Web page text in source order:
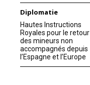
Diplomatie
Hautes Instructions
Royales pour le retour
des mineurs non
accompagnés depuis
l’Espagne et l’Europe